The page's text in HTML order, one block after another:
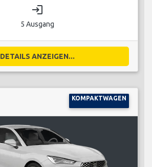
login
5 Ausgang
DETAILS ANZEIGEN...
KOMPAKTWAGEN